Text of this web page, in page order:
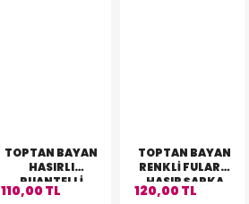
TOPTAN BAYAN
HASIRLI
PUANTELLI
ŞAPKA
110,00 TL
TOPTAN BAYAN
RENKLI FULARLI
HASIR ŞAPKA
120,00 TL